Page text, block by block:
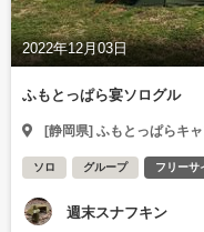
2022年12月03日
ふもとっぱら宴ソログル
[静岡県] ふもとっぱらキ
ソロ グループ フリーサ
週末スナフキン